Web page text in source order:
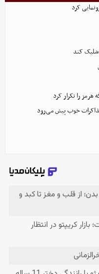
کرد
شلیک کند
هرمز را تکرار کرد
مذاکرات خوب پیش می‌رود